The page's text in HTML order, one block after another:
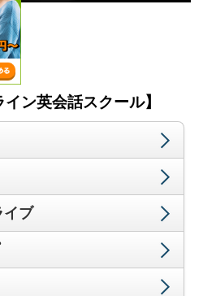
ン英会話スクール】
イブ